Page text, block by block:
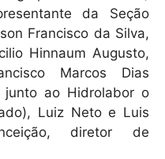
da Seção
Francisco da Silva,
Hinnaum Augusto,
Marcos Dias
junto ao Hidrolabor o
Luiz Neto e Luis
diretor de